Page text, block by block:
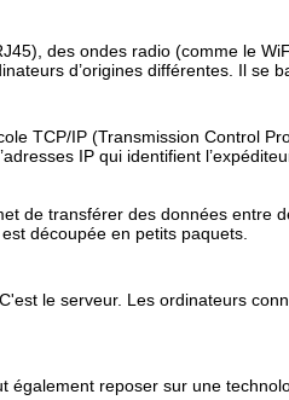
des ondes radio (comme le
d’origines différentes. Il se
TCP/IP (Transmission Control
IP qui identifient
transférer des données entre
découpée en petits paquets.
le serveur. Les ordinateurs
reposer sur une